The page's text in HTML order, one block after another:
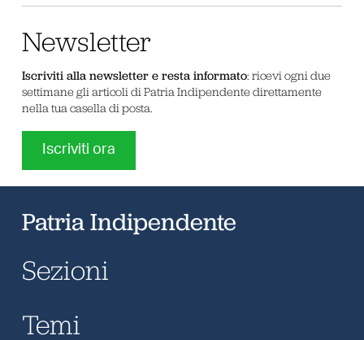
Newsletter
Iscriviti alla newsletter e resta informato: ricevi ogni due
settimane gli articoli di Patria Indipendente direttamente
nella tua casella di posta.
Iscriviti ora
Patria Indipendente
Sezioni
Temi